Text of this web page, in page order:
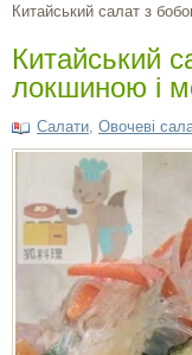
Китайський салат з
Китайський
локшиною і
Салати Овочеві